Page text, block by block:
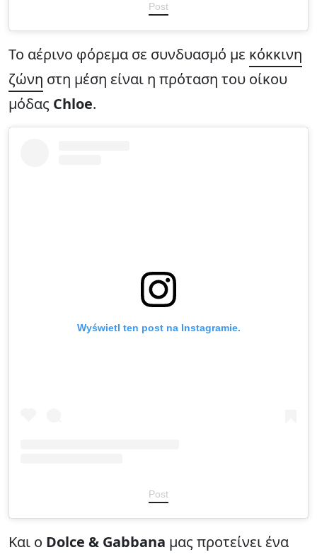
Post
Το αέρινο φόρεμα σε συνδυασμό με κόκκινη
ζώνη στη μέση είναι η πρόταση του οίκου
μόδας Chloe.
Wyświetl ten post na Instagramie.
Post
Και ο Dolce & Gabbana μας προτείνει ένα